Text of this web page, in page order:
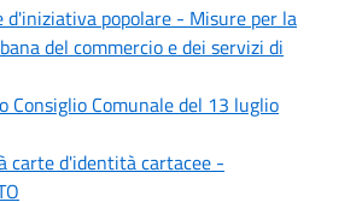
d'iniziativa popolare - Misure per la
del commercio e dei servizi di
Consiglio Comunale del 13 luglio
carte d'identità cartacee -